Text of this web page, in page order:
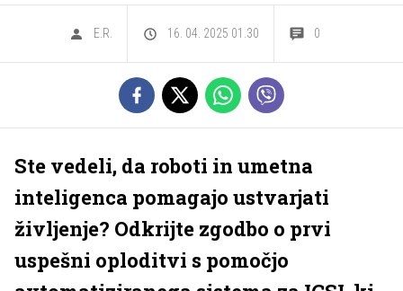
E.R. 16. 04. 2025 01.30 0
Ste vedeli, da roboti in umetna
inteligenca pomagajo ustvarjati
življenje? Odkrijte zgodbo o prvi
uspešni oploditvi s pomočjo